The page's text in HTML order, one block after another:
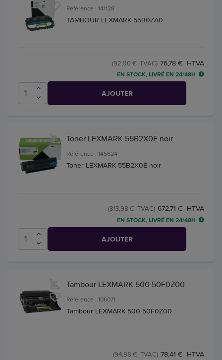
Référence : 141128
TAMBOUR LEXMARK 55B0ZA0
76,78 € HTVA
(92,90 € TVAC)
EN STOCK, LIVRÉ EN 24/48H
AJOUTER
Toner LEXMARK 55B2X0E noir
Référence : 145624
Toner LEXMARK 55B2X0E noir
672,71 € HTVA
(813,98 € TVAC)
EN STOCK, LIVRÉ EN 24/48H
AJOUTER
Tambour LEXMARK 500 50F0Z00
Référence : 106071
Tambour LEXMARK 500 50F0Z00
78,41 € HTVA
(94,88 € TVAC)